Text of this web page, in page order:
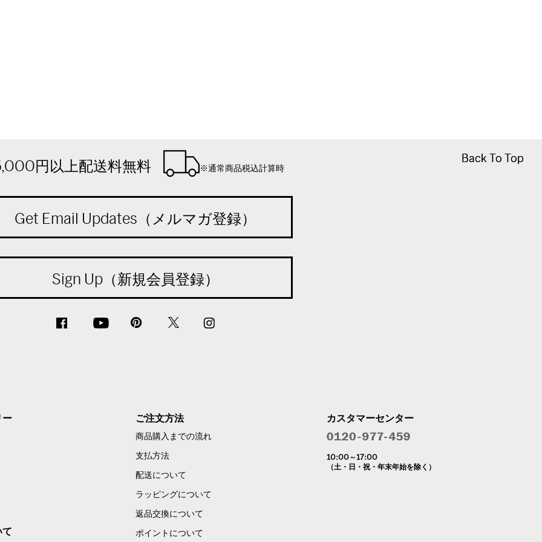
Back To Top
Back To Top
円以上配送料無料 ※通常商品税込計算時
Get Email Updates（メルマガ登録）
Sign Up（新規会員登録）
ー
て
ご注文方法
商品購入までの流れ
支払方法
配送について
ラッピングについて
返品交換について
ポイントについて
カスタマーセンター
10:00～17:00
（土・日・祝・年末年始を除く）